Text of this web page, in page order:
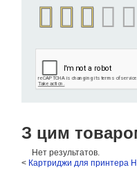
З цим
Нет результатов.
< Картриджи для принтера